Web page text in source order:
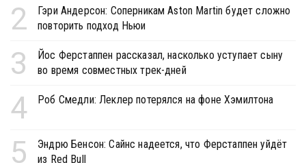
2
Гэри Андерсон: Соперникам Aston Martin будет сложно
повторить подход Ньюи
3
Йос Ферстаппен рассказал, насколько уступает сыну
во время совместных трек-дней
4 Роб Смедли: Леклер потерялся на фоне Хэмилтона
5
Эндрю Бенсон: Сайнс надеется, что Ферстаппен уйдёт
из Red Bull